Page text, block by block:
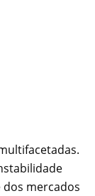
mercados